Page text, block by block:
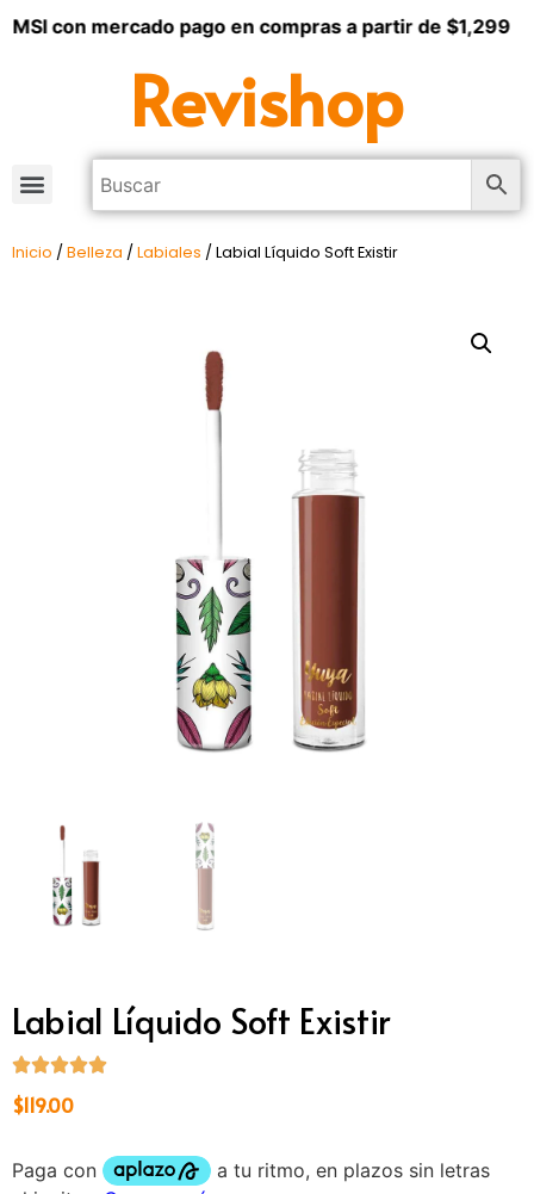
con mercado pago en compras a partir de $1,299
Revishop
Inicio / Belleza / Labiales / Labial Líquido Soft Existir
Labial Líquido Soft Existir
$119.00